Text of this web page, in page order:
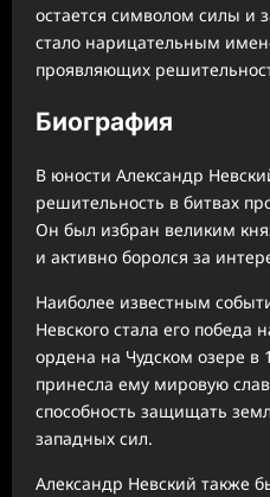
остается символом силы и
стало нарицательным
проявляющих
Биография
В юности Александр
решительность в битвах
Он был избран великим
и активно боролся за
Наиболее известным
Невского стала его
ордена на Чудском озере в
принесла ему мировую
способность защищать
западных сил.
Александр Невский также